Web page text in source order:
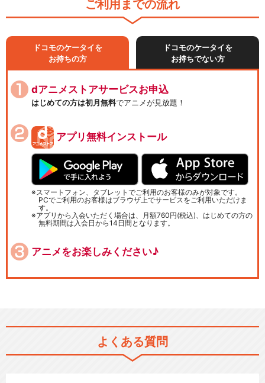
ご利用までの流れ
ドコモのケータイを
お持ちの方
ドコモのケータイを
お持ちでない方
dアニメストアサービスお申込
はじめての方は初月無料でアニメが見放題！
アプリ無料インストール
スマートフォン、タブレットでご利用のお客様のみが対象です。
PCでご利用のお客様はブラウザ上でサービスをご利用いただけま
す。
アプリから入会いただく場合は、月額760円(税込)、はじめての方の
無料期間は入会日から14日間となります。
アニメをお楽しみください♪
よくある質問